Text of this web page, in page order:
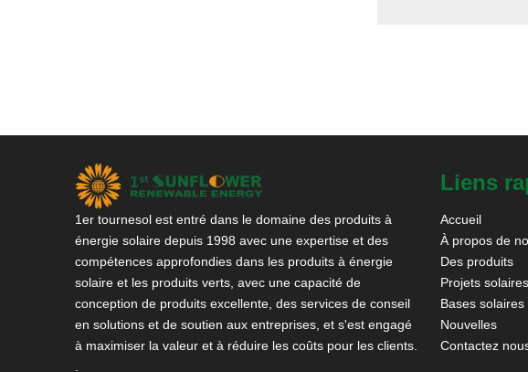
1er tournesol est entré dans le domaine des produits à
énergie solaire depuis 1998 avec une expertise et des
compétences approfondies dans les produits à énergie
solaire et les produits verts, avec une capacité de
conception de produits excellente, des services de conseil
en solutions et de soutien aux entreprises, et s'est engagé
à maximiser la valeur et à réduire les coûts pour les clients.
Liens
Accueil
À propos de
Des produits
Projets solaires
Bases solaires
Nouvelles
Contactez